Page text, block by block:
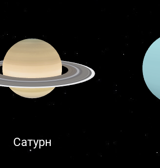
Сатурн